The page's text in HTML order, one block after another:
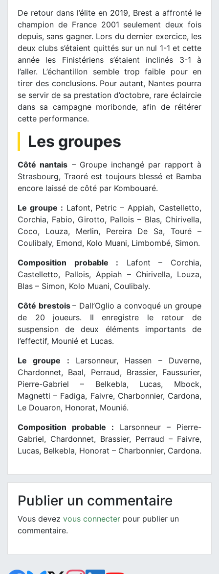
De retour dans l’élite en 2019, Brest a affronté le
champion de France 2001 seulement deux fois
depuis, sans gagner. Lors du dernier exercice, les
deux clubs s’étaient quittés sur un nul 1-1 et cette
année les Finistériens s’étaient inclinés 3-1 à
l’aller. L’échantillon semble trop faible pour en
tirer des conclusions. Pour autant, Nantes pourra
se servir de sa prestation d’octobre, rare éclaircie
dans sa campagne moribonde, afin de réitérer
cette performance.
Les groupes
Côté nantais – Groupe inchangé par rapport à
Strasbourg, Traoré est toujours blessé et Bamba
encore laissé de côté par Kombouaré.
Le groupe : Lafont, Petric – Appiah, Castelletto,
Corchia, Fabio, Girotto, Pallois – Blas, Chirivella,
Coco, Louza, Merlin, Pereira De Sa, Touré –
Coulibaly, Emond, Kolo Muani, Limbombé, Simon.
Composition probable : Lafont – Corchia,
Castelletto, Pallois, Appiah – Chirivella, Louza,
Blas – Simon, Kolo Muani, Coulibaly.
Côté brestois– Dall’Oglio a convoqué un groupe
de 20 joueurs. Il enregistre le retour de
suspension de deux éléments importants de
l’effectif, Mounié et Lucas.
Le groupe : Larsonneur, Hassen – Duverne,
Chardonnet, Baal, Perraud, Brassier, Faussurier,
Pierre-Gabriel – Belkebla, Lucas, Mbock,
Magnetti – Fadiga, Faivre, Charbonnier, Cardona,
Le Douaron, Honorat, Mounié.
Composition probable : Larsonneur – Pierre-
Gabriel, Chardonnet, Brassier, Perraud – Faivre,
Lucas, Belkebla, Honorat – Charbonnier, Cardona.
Publier un commentaire
Vous devez vous connecter pour publier un
commentaire.